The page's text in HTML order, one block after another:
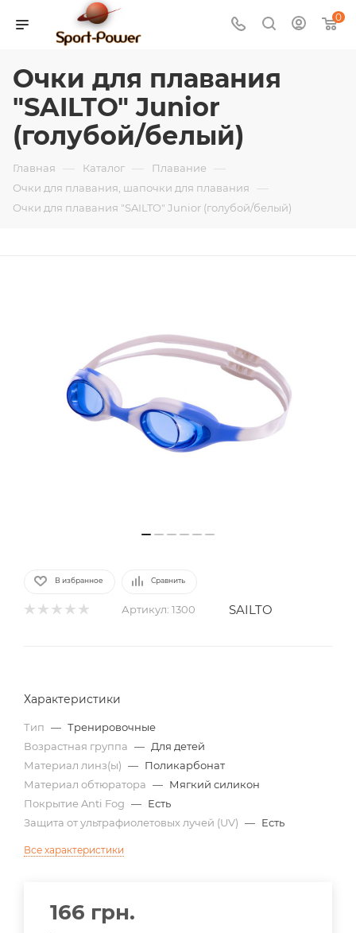
0
Очки для плавания
"SAILTO" Junior
(голубой/белый)
Главная — Каталог — Плавание —
Очки для плавания, шапочки для плавания —
Очки для плавания "SAILTO" Junior (голубой/белый)
В избранное Сравнить
Артикул: 1300 SAILTO
Характеристики
Тип — Тренировочные
Возрастная группа — Для детей
Материал линз(ы) — Поликарбонат
Материал обтюратора — Мягкий силикон
Покрытие Anti Fog — Есть
Защита от ультрафиолетовых лучей (UV) — Есть
Все характеристики
166 грн.